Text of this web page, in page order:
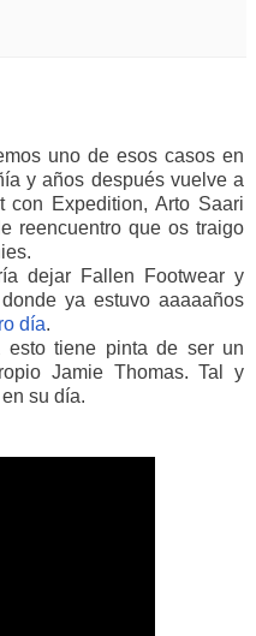
uno de esos casos en
y años después vuelve a
con Expedition, Arto Saari
reencuentro que os traigo
dejar Fallen Footwear y
ya estuvo aaaaaños
día.
esto tiene pinta de ser un
Jamie Thomas. Tal y
su día.